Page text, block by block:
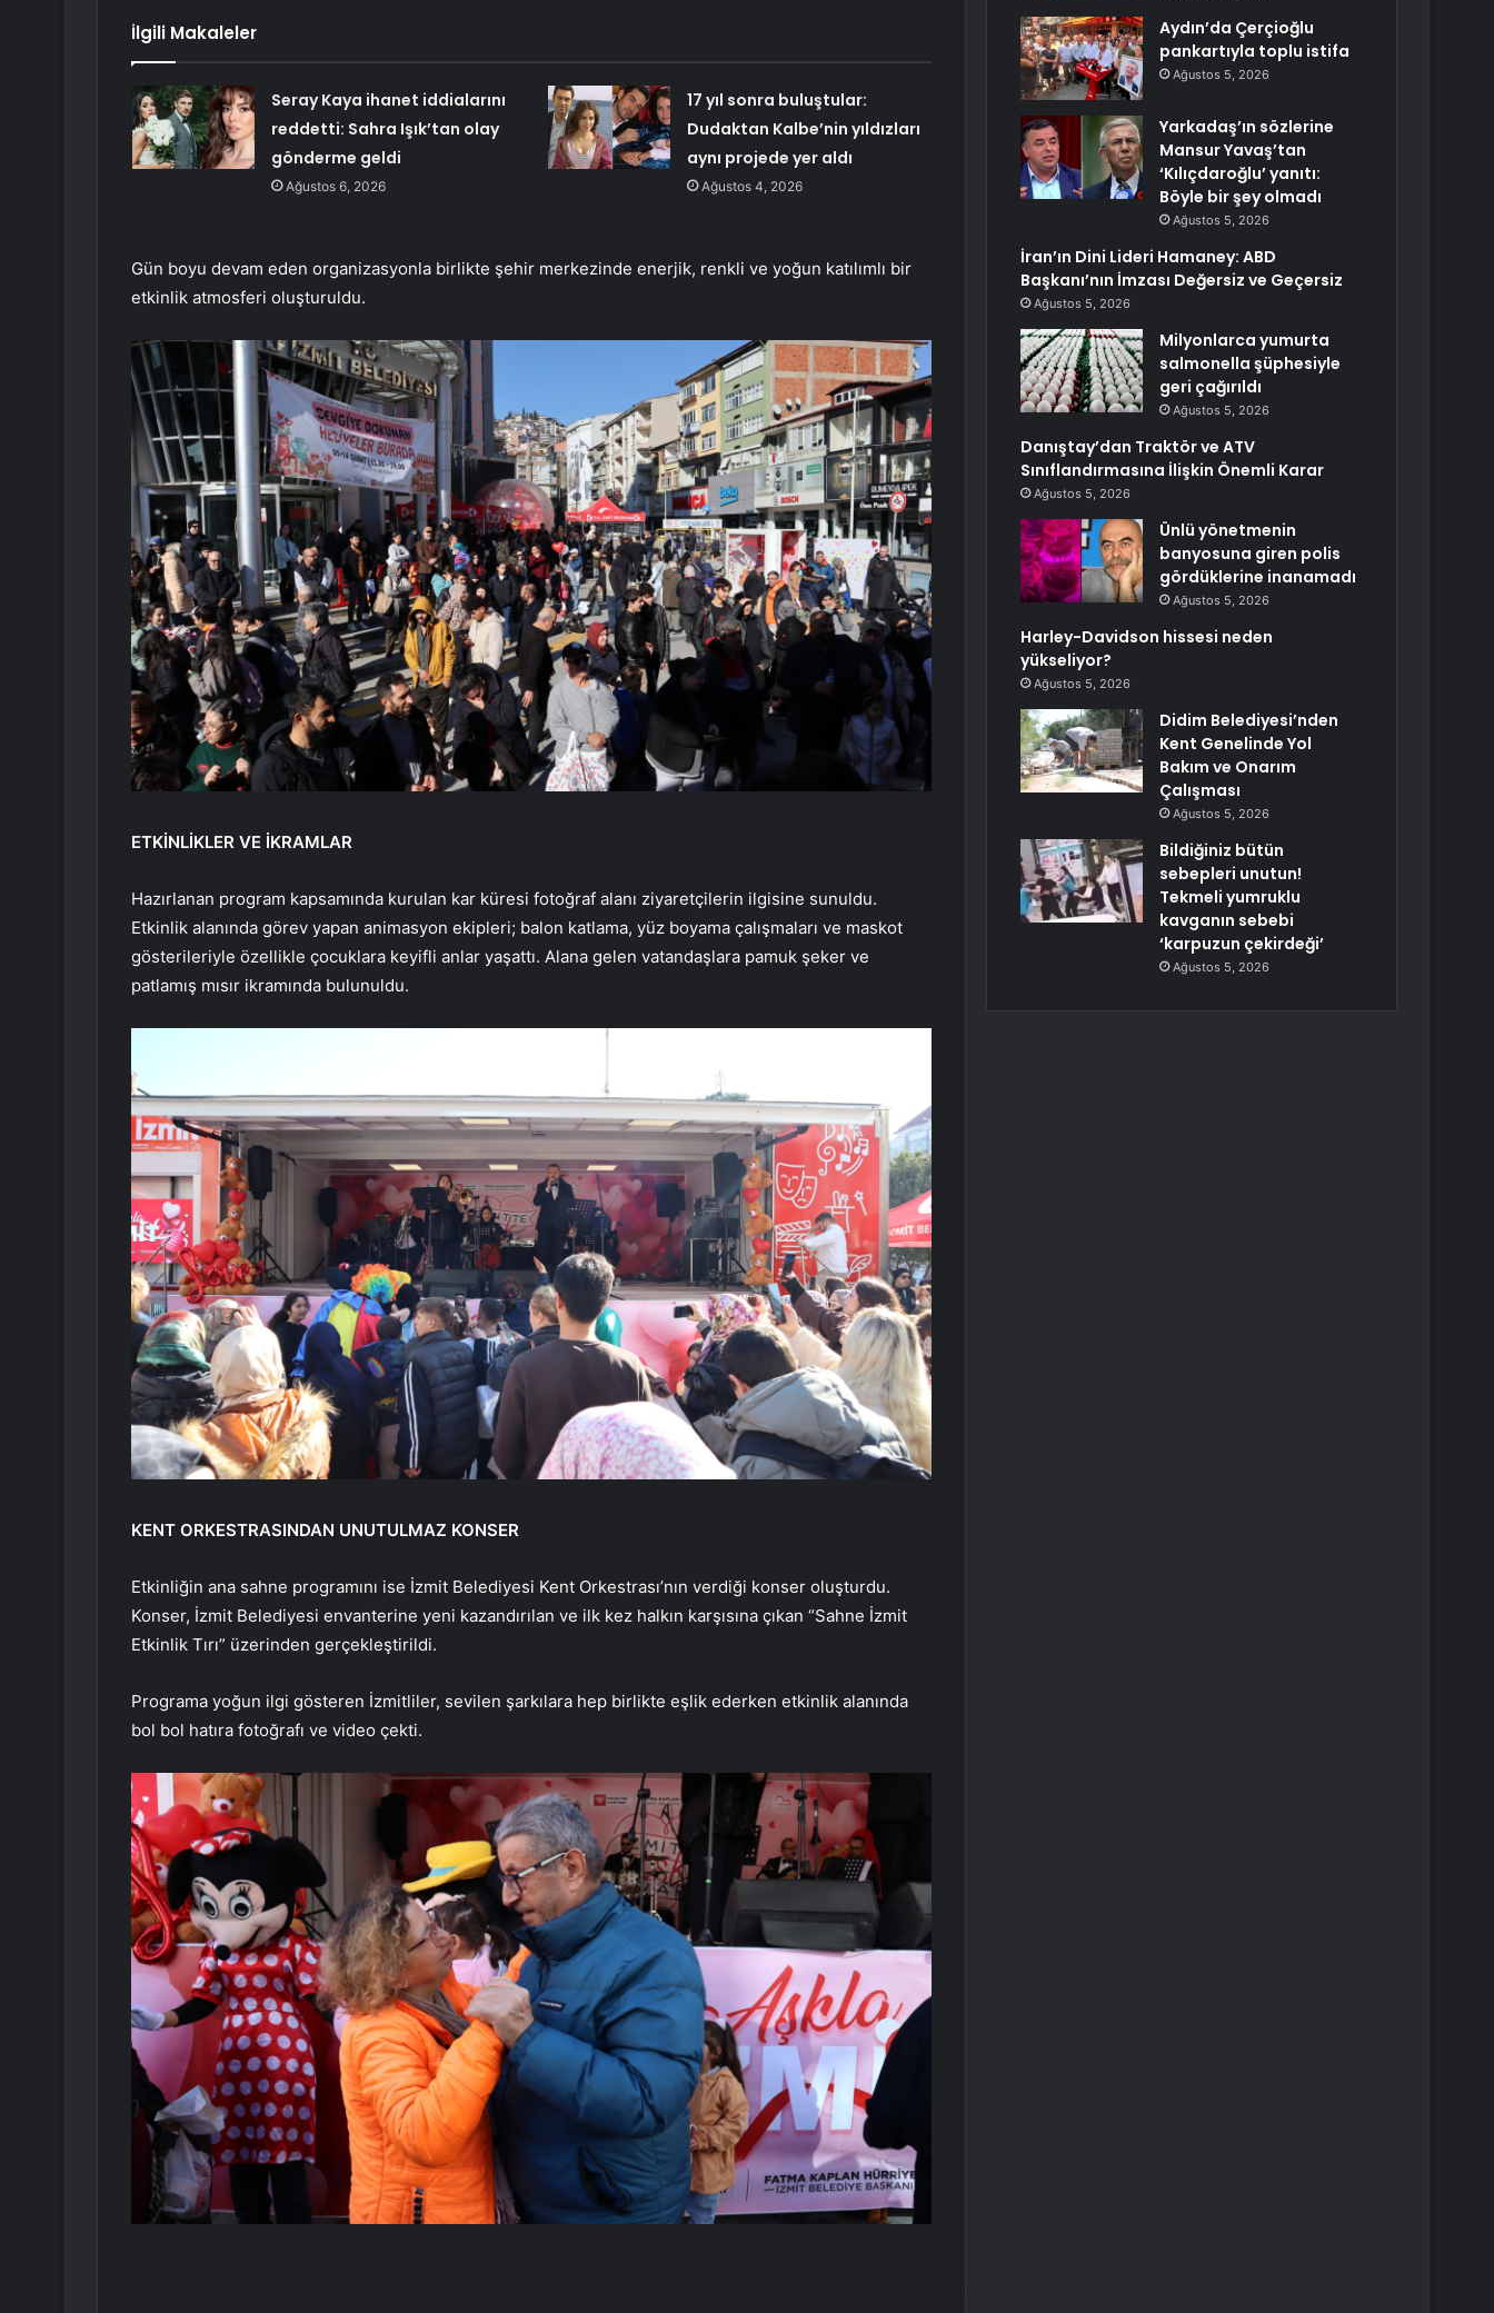
İlgili Makaleler
Seray Kaya ihanet iddialarını
reddetti: Sahra Işık’tan olay
gönderme geldi
Ağustos 6, 2026
17 yıl sonra buluştular:
Dudaktan Kalbe’nin yıldızları
aynı projede yer aldı
Ağustos 4, 2026
Gün boyu devam eden organizasyonla birlikte şehir merkezinde enerjik, renkli ve yoğun katılımlı bir
etkinlik atmosferi oluşturuldu.
ETKİNLİKLER VE İKRAMLAR
Hazırlanan program kapsamında kurulan kar küresi fotoğraf alanı ziyaretçilerin ilgisine sunuldu.
Etkinlik alanında görev yapan animasyon ekipleri; balon katlama, yüz boyama çalışmaları ve maskot
gösterileriyle özellikle çocuklara keyifli anlar yaşattı. Alana gelen vatandaşlara pamuk şeker ve
patlamış mısır ikramında bulunuldu.
KENT ORKESTRASINDAN UNUTULMAZ KONSER
Etkinliğin ana sahne programını ise İzmit Belediyesi Kent Orkestrası’nın verdiği konser oluşturdu.
Konser, İzmit Belediyesi envanterine yeni kazandırılan ve ilk kez halkın karşısına çıkan “Sahne İzmit
Etkinlik Tırı” üzerinden gerçekleştirildi.
Programa yoğun ilgi gösteren İzmitliler, sevilen şarkılara hep birlikte eşlik ederken etkinlik alanında
bol bol hatıra fotoğrafı ve video çekti.
Aydın’da Çerçioğlu
pankartıyla toplu istifa
Ağustos 5, 2026
Yarkadaş’ın sözlerine
Mansur Yavaş’tan
‘Kılıçdaroğlu’ yanıtı:
Böyle bir şey olmadı
Ağustos 5, 2026
İran’ın Dini Lideri Hamaney: ABD
Başkanı’nın İmzası Değersiz ve Geçersiz
Ağustos 5, 2026
Milyonlarca yumurta
salmonella şüphesiyle
geri çağırıldı
Ağustos 5, 2026
Danıştay’dan Traktör ve ATV
Sınıflandırmasına İlişkin Önemli Karar
Ağustos 5, 2026
Ünlü yönetmenin
banyosuna giren polis
gördüklerine inanamadı
Ağustos 5, 2026
Harley-Davidson hissesi neden
yükseliyor?
Ağustos 5, 2026
Didim Belediyesi’nden
Kent Genelinde Yol
Bakım ve Onarım
Çalışması
Ağustos 5, 2026
Bildiğiniz bütün
sebepleri unutun!
Tekmeli yumruklu
kavganın sebebi
‘karpuzun çekirdeği’
Ağustos 5, 2026